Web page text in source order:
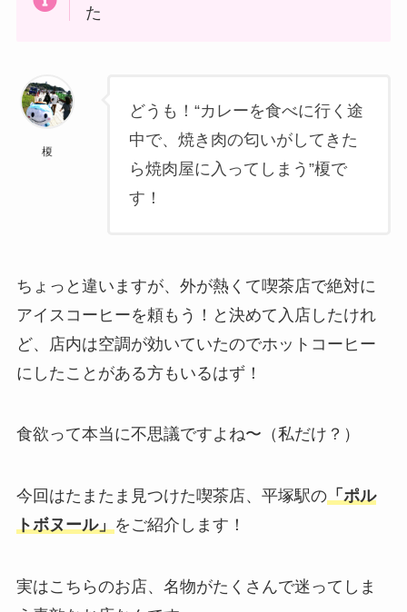
た
榎
どうも！“カレーを食べに行く途
中で、焼き肉の匂いがしてきた
ら焼肉屋に入ってしまう”榎で
す！
ちょっと違いますが、外が熱くて喫茶店で絶対に
アイスコーヒーを頼もう！と決めて入店したけれ
ど、店内は空調が効いていたのでホットコーヒー
にしたことがある方もいるはず！
食欲って本当に不思議ですよね〜（私だけ？）
今回はたまたま見つけた喫茶店、平塚駅の「ポル
トボヌール」をご紹介します！
実はこちらのお店、名物がたくさんで迷ってしま